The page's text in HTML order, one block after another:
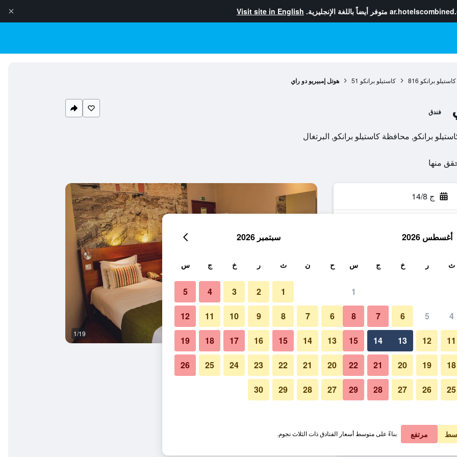
متوفر أيضاً باللغة الإنجليزية. Visit site in English
برانكو 816 كاستيلو برانكو 51 هوتل إمبيريو دو راي
فندق
ج 14/8
في الليلة
﷼ عرض الصفقة
﷼ عرض الصفقة
1/19
صور لـ هوتل إمبيريو دو راي
أغسطس 2026
ث ر خ ج س
1
4
5
6
7
8
11
12
13
14
15
18
19
20
21
22
25
26
27
28
29
سبتمبر 2026
ح ن ث ر خ ج س
1
2
3
4
5
6
7
8
9
10
11
12
13
14
15
16
17
18
19
20
21
22
23
24
25
26
27
28
29
30
مرتفع بناءً على متوسط أسعار الفنادق ذات الثلاث نجوم.